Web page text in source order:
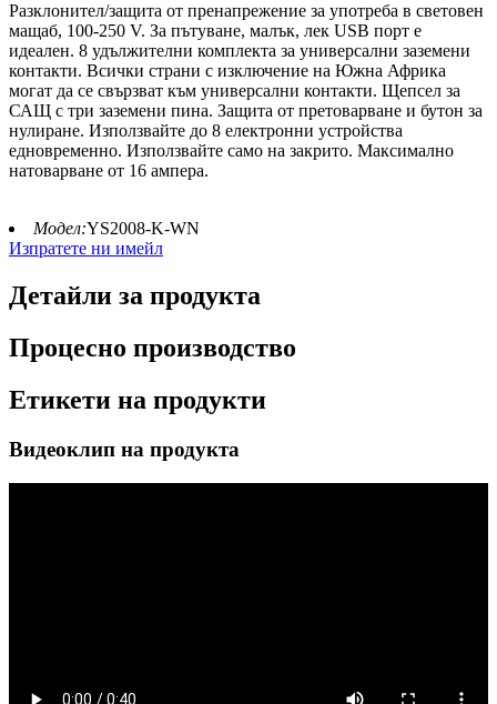
Разклонител/защита от пренапрежение за употреба в световен
мащаб, 100-250 V. За пътуване, малък, лек USB порт е
идеален. 8 удължителни комплекта за универсални заземени
контакти. Всички страни с изключение на Южна Африка
могат да се свързват към универсални контакти. Щепсел за
САЩ с три заземени пина. Защита от претоварване и бутон за
нулиране. Използвайте до 8 електронни устройства
едновременно. Използвайте само на закрито. Максимално
натоварване от 16 ампера.
Модел:YS2008-K-WN
Изпратете ни имейл
Детайли за продукта
Процесно производство
Етикети на продукти
Видеоклип на продукта